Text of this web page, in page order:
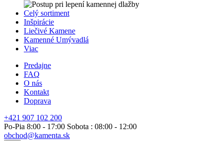
Celý sortiment
Inšpirácie
Liečivé Kamene
Kamenné Umývadlá
Viac
Predajne
FAQ
O nás
Kontakt
Doprava
+421 907 102 200
Po-Pia 8:00 - 17:00 Sobota : 08:00 - 12:00
obchod@kamenta.sk